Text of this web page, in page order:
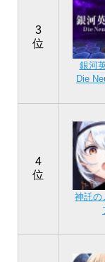
3
位
銀河
Die
4
位
神託の